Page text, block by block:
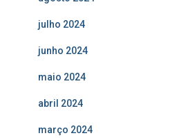
julho 2024
junho 2024
maio 2024
abril 2024
março 2024